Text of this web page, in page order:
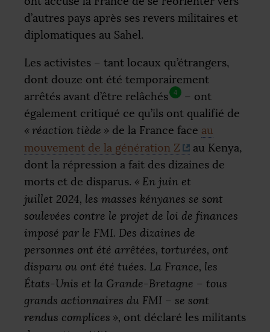
d’autres pays après ses revers militaires et
diplomatiques au Sahel.
Les activistes – tant locaux qu’étrangers,
dont douze ont été temporairement
arrêtés avant d’être relâchés
4
– ont
également critiqué ce qu’ils ont qualifié de
« réaction tiède » de la France face au
mouvement de la génération Z
au Kenya,
dont la répression a fait des dizaines de
morts et de disparus. « En juin et
juillet 2024, les masses kényanes se sont
soulevées contre le projet de loi de finances
imposé par le FMI. Des dizaines de
personnes ont été arrêtées, torturées, ont
disparu ou ont été tuées. La France, les
États-Unis et la Grande-Bretagne – tous
grands actionnaires du FMI – se sont
rendus complices », ont déclaré les militants